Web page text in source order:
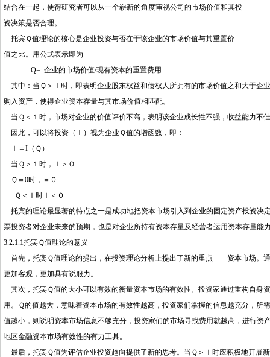
结合在一起，使得研究者可以从一个崭新的角度审视公司的市场价值和其投
资决策是否合理。
托宾Ｑ值理论的核心是企业投资与否在于该企业的市场价值与其重置价
值之比。用公式表示即为
Q= 企业的市场价值/现有资本的重置费用
其中：当Ｑ＞ｌ时，即表明企业股东权益和债权人所拥有的市场价值之和大于企
购入资产，使得企业资本存量与其市场价值相匹配。
当Ｑ＜１时，市场对企业的价值评价不高，表明该企业成长性不强，收益能力不
因此，可以将投资（Ｉ）视为企业Ｑ值的增函数，即：
Ｉ＝I（Ｑ）
当Ｑ＞１时，Ｉ＞Ｏ
Ｑ＝0时，＝０
Ｑ＜ｌ时Ｉ＜０
托宾的理论最显著的特点之一是成功地把资本市场引入到企业的固定资产投资决
票投资者对企业未来的预期，也是对企业所持有资本存量及经营者运用资本存量能
3.2.1.1托宾Ｑ值理论的意义
首先，托宾Ｑ值理论的提出，在投资理论分析上提出了新的重点——资本市场。
更加客观，更加具有说服力。
其次，托宾Ｑ值的大小可以有效的衡量资本市场的有效性。投资家通过重构自身
用。Ｑ的值越大，意味着资本市场的有效性越高，投资家们掌握的信息越充分，
值越小，则说明资本市场信息不够充分，投资家们的市场寻找费用就越高，进行
地区金融资本市场有效性的有力工具。
最后，托宾Ｑ值为评估企业投资趋向提供了新的思考。当Ｑ＞Ｉ时应积极地开展